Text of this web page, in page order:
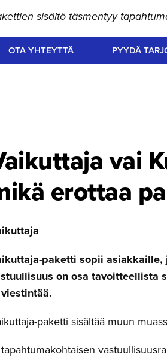
sisältö täsmentyy
OTA YHTEYTTÄ PYYDÄ
vai
erottaa
paketti sopii asiakkaille,
on osa tavoitteellista
paketti sisältää muun
tapahtumakohtaisen